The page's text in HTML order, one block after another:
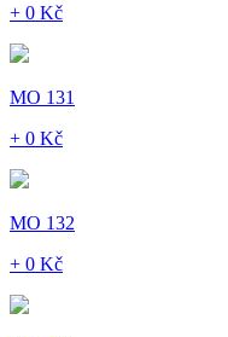
+ 0 Kč
MO 131
+ 0 Kč
MO 132
+ 0 Kč